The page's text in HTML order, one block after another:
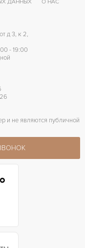
ДАННЫХ
О НАС
д 3, к 2,
- 19:00
и не являются публичной